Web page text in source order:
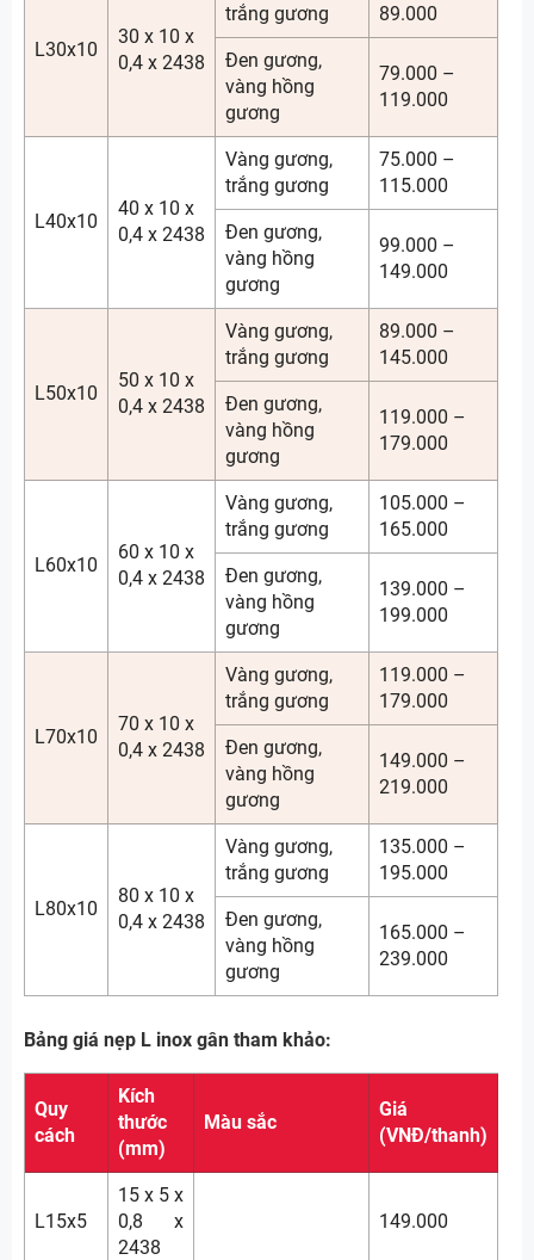
L30x10
30 x 10 x
0,4 x 2438
trắng gương
89.000
Đen gương,
vàng hồng
gương
79.000 –
119.000
L40x10
40 x 10 x
0,4 x 2438
Vàng gương,
trắng gương
75.000 –
115.000
Đen gương,
vàng hồng
gương
99.000 –
149.000
L50x10
50 x 10 x
0,4 x 2438
Vàng gương,
trắng gương
89.000 –
145.000
Đen gương,
vàng hồng
gương
119.000 –
179.000
L60x10
60 x 10 x
0,4 x 2438
Vàng gương,
trắng gương
105.000 –
165.000
Đen gương,
vàng hồng
gương
139.000 –
199.000
L70x10
70 x 10 x
0,4 x 2438
Vàng gương,
trắng gương
119.000 –
179.000
Đen gương,
vàng hồng
gương
149.000 –
219.000
L80x10
80 x 10 x
0,4 x 2438
Vàng gương,
trắng gương
135.000 –
195.000
Đen gương,
vàng hồng
gương
165.000 –
239.000
Bảng giá nẹp L inox gân tham khảo:
Quy
cách
Kích
thước
(mm)
Màu sắc
Giá
(VNĐ/thanh)
L15x5
15 x 5 x
0,8 x
2438
149.000